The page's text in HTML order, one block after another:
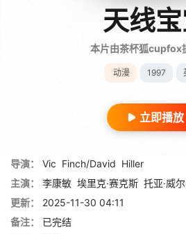
天线
本片由茶杯狐cupfox
动漫 1997
立即播放
导演： Vic Finch/David Hiller
主演：
李康敏 埃里克·赛克斯 托亚·威
更新：
2025-11-30 04:11
备注：
已完结